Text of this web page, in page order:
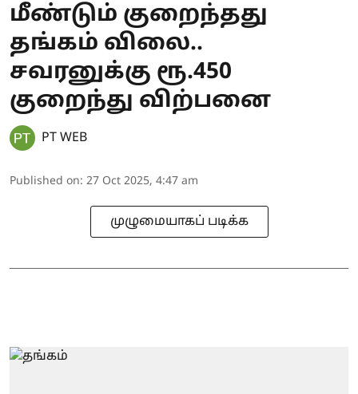
மீண்டும் குறைந்தது
தங்கம் விலை..
சவரனுக்கு ரூ.450
குறைந்து விற்பனை
PT WEB
Published on: 27 Oct 2025, 4:47 am
முழுமையாகப் படிக்க